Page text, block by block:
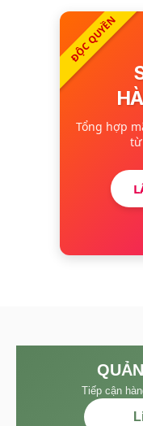
ĐỘC QUYỀN
Tổng hợp
từ
Tiếp cận